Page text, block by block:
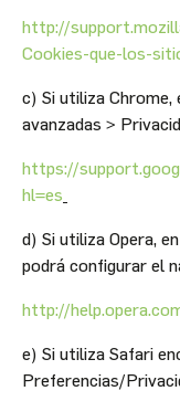
http://
Cookies-que-los-
c) Si utiliza Chrome,
avanzadas >
https://
hl=es
d) Si utiliza Opera,
podrá configurar el
http://
e) Si utiliza Safari
Preferencias/